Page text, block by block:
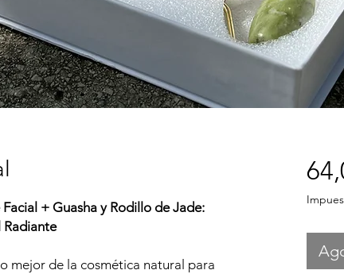
+ Guasha y Rodillo de Jade:
mejor de la cosmética natural para